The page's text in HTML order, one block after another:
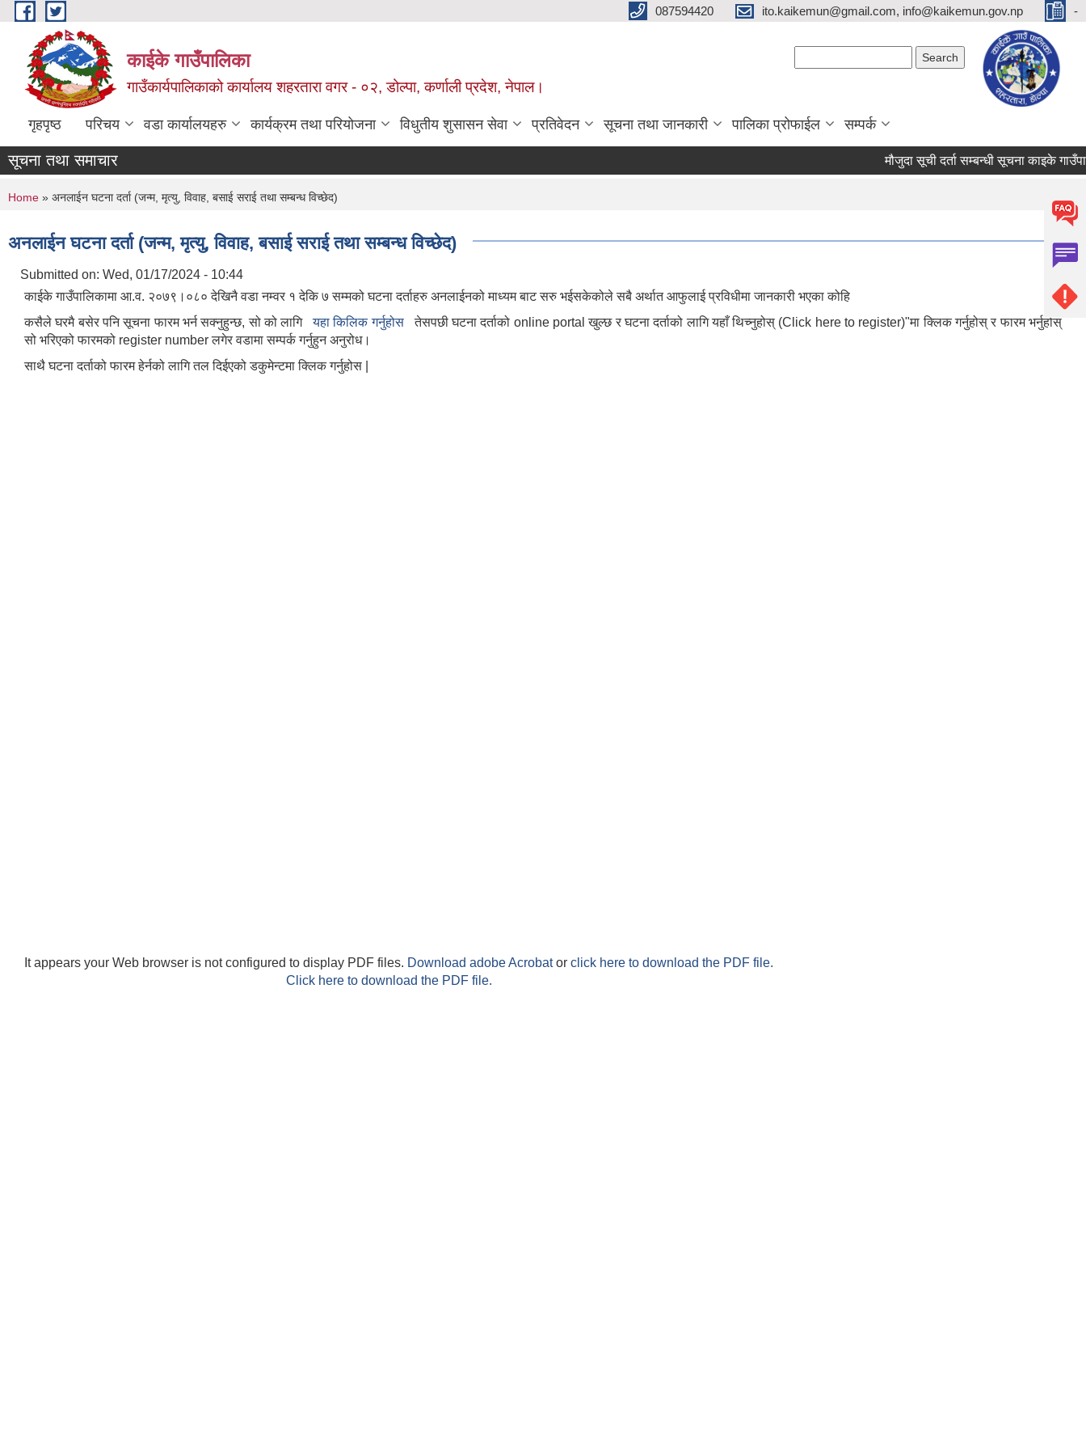
Skip to main content 087594420 ito.kaikemun@gmail.com, info@kaikemun.gov.np -
काईके गाउँपालिका
गाउँकार्यपालिकाको कार्यालय शहरतारा वगर - ०२, डोल्पा, कर्णाली प्रदेश, नेपाल।
गृहपृष्ठ परिचय वडा कार्यालयहरु कार्यक्रम तथा परियोजना विधुतीय शुसासन सेवा प्रतिवेदन सूचना तथा जानकारी पालिका प्रोफाईल सम्पर्क
सूचना तथा समाचार मौजुदा सूची दर्ता सम्बन्धी सूचना काइके
You are here
Home » अनलाईन घटना दर्ता (जन्म, मृत्यु, विवाह, बसाई सराई तथा सम्बन्ध विच्छेद)
अनलाईन घटना दर्ता (जन्म, मृत्यु, विवाह, बसाई सराई तथा सम्बन्ध विच्छेद)
Submitted on: Wed, 01/17/2024 - 10:44
काईके गाउँपालिकामा आ.व. २०७९।०८० देखिनै वडा नम्वर १ देकि ७ सम्मको घटना दर्ताहरु अनलाईनको माध्यम बाट सरु भईसकेकोले सबै अर्थात आफुलाई प्रविधीमा जानकारी भएका कोहि
कसैले घरमै बसेर पनि सूचना फारम भर्न सक्नुहुन्छ, सो को लागि
यहा किलिक गर्नुहोस
तेसपछी घटना दर्ताको online portal खुल्छ र घटना दर्ताको लागि यहाँ थिच्नुहोस् (Click here to register)"मा क्लिक गर्नुहोस् र फारम भर्नुहोस्
सो भरिएको फारमको register number लगेर वडामा सम्पर्क गर्नुहुन अनुरोध।
साथै घटना दर्ताको फारम हेर्नको लागि तल दिईएको डकुमेन्टमा क्लिक गर्नुहोस |
It appears your Web browser is not configured to display PDF files. Download adobe Acrobator click here to download the PDF file.
Click here to download the PDF file.